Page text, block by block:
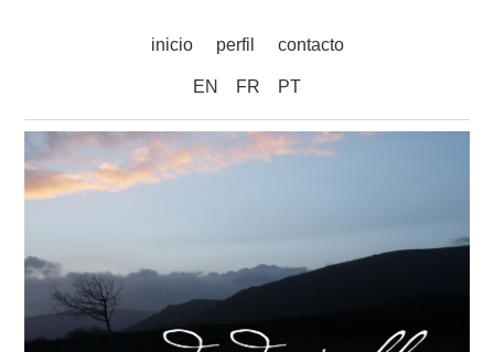
inicio perfil contacto
EN FR PT